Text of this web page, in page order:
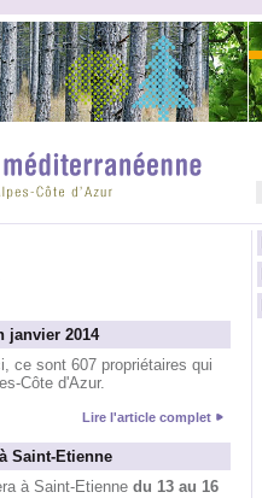
janvier 2014
ce sont 607 propriétaires qui
Côte d'Azur.
Lire l'article complet
Saint-Etienne
à Saint-Etienne du 13 au 16